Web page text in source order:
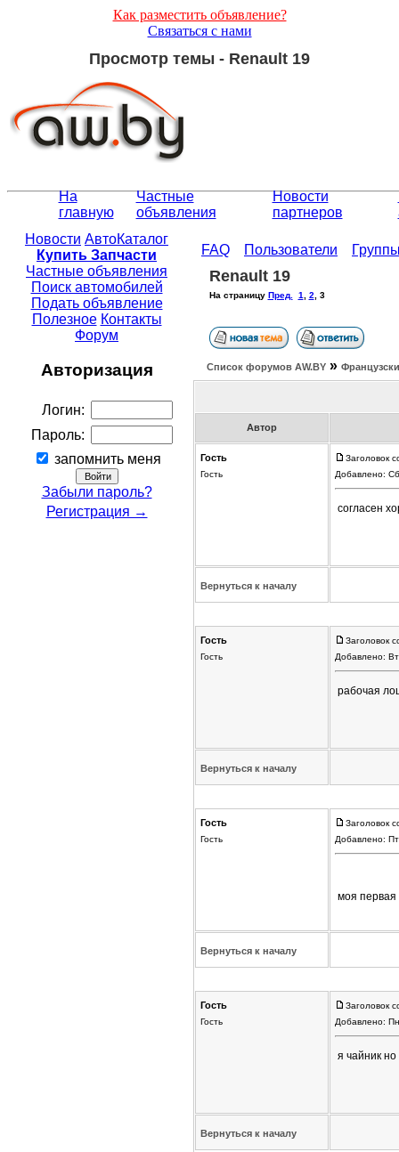
Как разместить объявление?
Связаться с нами
Просмотр темы - Renault 19
На
главную
Частные
объявления
Новости
партнеров
Новости АвтоКаталог
Купить Запчасти
Частные объявления
Поиск автомобилей
Подать объявление
Полезное Контакты
Форум
Авторизация
Логин:
Пароль:
запомнить меня
Забыли пароль?
Регистрация →
FAQ Пользователи
Renault 19
На страницу Пред. 1 2 3
Список форумов АW.BY »
Автор
Гость
Гость
Заголовок
Добавлено:
согласен
Вернуться к началу
Гость
Гость
Заголовок
Добавлено:
рабочая
Вернуться к началу
Гость
Гость
Заголовок
Добавлено:
моя первая
Вернуться к началу
Гость
Гость
Заголовок
Добавлено:
я чайник
Вернуться к началу